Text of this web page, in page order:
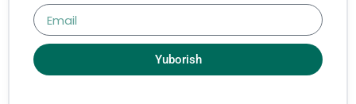
Yuborish